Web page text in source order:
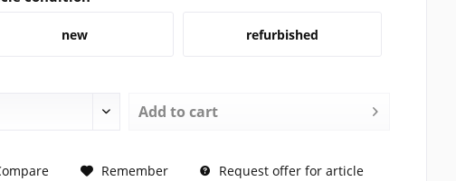
new refurbished
Add to cart
REQUESTRemember Request offer for article